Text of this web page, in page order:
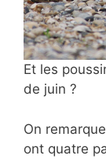
Et les
de juin ?
On
ont quatre